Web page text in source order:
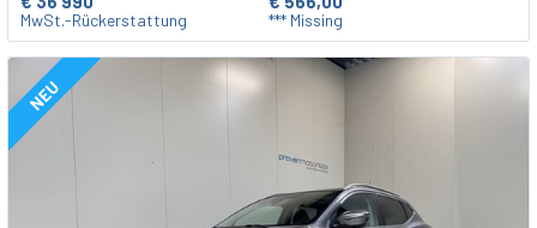
MwSt.-Rückerstattung *** Missing
NEU